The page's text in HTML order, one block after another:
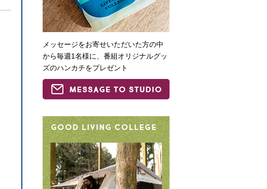
メッセージをお寄せいただいた方の中
から毎週1名様に、番組オリジナルグッ
ズのハンカチをプレゼント